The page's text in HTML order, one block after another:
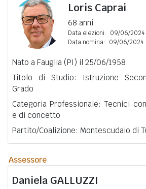
Loris Caprai
68 anni
Data elezioni:
09/06/2024
Data nomina:
09/06/2024
Nato a Fauglia (PI) il 25/06/1958
Titolo di Studio: Istruzione
Grado
Categoria Professionale: Tecnici
e di concetto
Partito/Coalizione: Montescudaio di
Assessore
Daniela GALLUZZI